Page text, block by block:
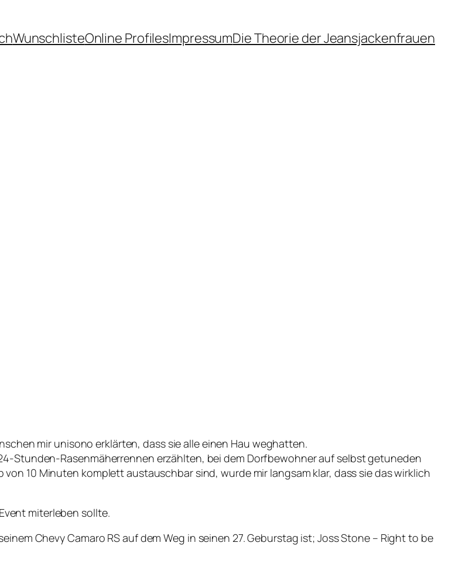
WunschlisteOnline ProfilesImpressumDie Theorie der Jeansjackenfrauen
mir unisono erklärten, dass sie alle einen Hau weghatten.
Stunden-Rasenmäherrennen erzählten, bei dem Dorfbewohner auf selbst getuneden
10 Minuten komplett austauschbar sind, wurde mir langsam klar, dass sie das wirklich
miterleben sollte.
Chevy Camaro RS auf dem Weg in seinen 27. Geburstag ist; Joss Stone – Right to be